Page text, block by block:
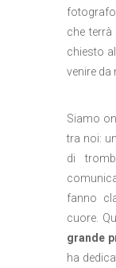
che terrà
chiesto
venire da
Siamo
tra noi:
di
fanno
cuore.
grande
ha